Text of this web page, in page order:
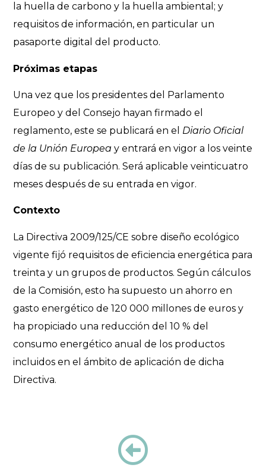
la huella de carbono y la huella ambiental; y
requisitos de información, en particular un
pasaporte digital del producto.
Próximas etapas
Una vez que los presidentes del Parlamento
Europeo y del Consejo hayan firmado el
reglamento, este se publicará en el Diario Oficial
de la Unión Europea y entrará en vigor a los veinte
días de su publicación. Será aplicable veinticuatro
meses después de su entrada en vigor.
Contexto
La Directiva 2009/125/CE sobre diseño ecológico
vigente fijó requisitos de eficiencia energética para
treinta y un grupos de productos. Según cálculos
de la Comisión, esto ha supuesto un ahorro en
gasto energético de 120 000 millones de euros y
ha propiciado una reducción del 10 % del
consumo energético anual de los productos
incluidos en el ámbito de aplicación de dicha
Directiva.